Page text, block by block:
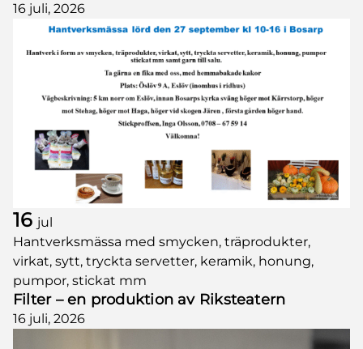
16 juli, 2026
16 jul
Hantverksmässa med smycken, träprodukter,
virkat, sytt, tryckta servetter, keramik, honung,
pumpor, stickat mm
Filter – en produktion av Riksteatern
16 juli, 2026